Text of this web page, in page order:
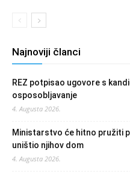
Najnoviji članci
REZ potpisao ugovore s
osposobljavanje
4. Augusta 2026.
Ministarstvo će hitno pružiti
uništio njihov dom
4. Augusta 2026.